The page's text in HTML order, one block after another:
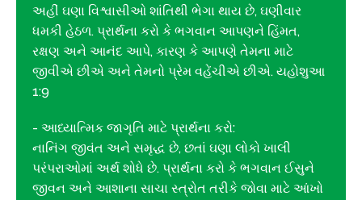
અહીં ઘણા વિશ્વાસીઓ શાંતિથી ભેગા થાય છે, ઘણીવાર
ધમકી હેઠળ. પ્રાર્થના કરો કે ભગવાન આપણને હિંમત,
રક્ષણ અને આનંદ આપે, કારણ કે આપણે તેમના માટે
જીવીએ છીએ અને તેમનો પ્રેમ વહેંચીએ છીએ. યહોશુઆ
1:9
- આધ્યાત્મિક જાગૃતિ માટે પ્રાર્થના કરો:
નાનિંગ જીવંત અને સમૃદ્ધ છે, છતાં ઘણા લોકો ખાલી
પરંપરાઓમાં અર્થ શોધે છે. પ્રાર્થના કરો કે ભગવાન ઈસુને
જીવન અને આશાના સાચા સ્ત્રોત તરીકે જોવા માટે આંખો